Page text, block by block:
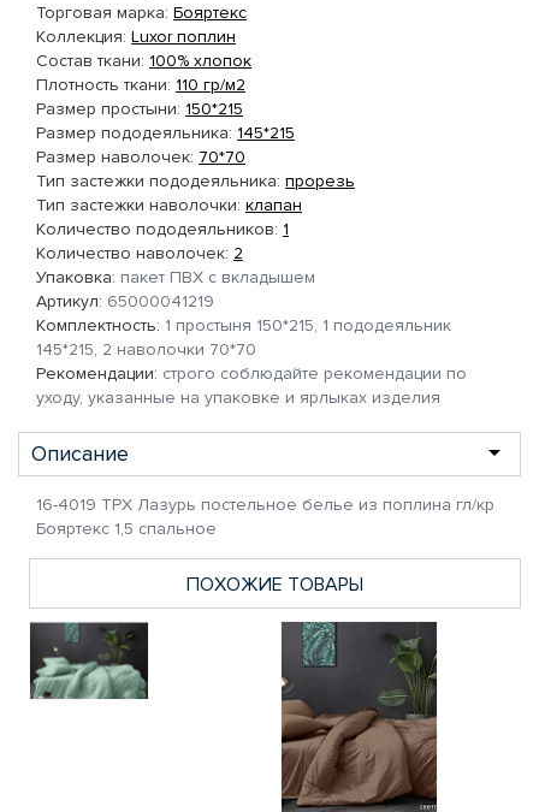
Торговая марка: Бояртекс
Коллекция: Luxor поплин
Состав ткани: 100% хлопок
Плотность ткани: 110 гр/м2
Размер простыни: 150*215
Размер пододеяльника: 145*215
Размер наволочек: 70*70
Тип застежки пододеяльника: прорезь
Тип застежки наволочки: клапан
Количество пододеяльников: 1
Количество наволочек: 2
Упаковка: пакет ПВХ с вкладышем
Артикул: 65000041219
Комплектность: 1 простыня 150*215, 1 пододеяльник
145*215, 2 наволочки 70*70
Рекомендации: строго соблюдайте рекомендации по
уходу, указанные на упаковке и ярлыках изделия
Описание
16-4019 TPX Лазурь постельное белье из поплина гл/кр
Бояртекс 1,5 спальное
ПОХОЖИЕ ТОВАРЫ